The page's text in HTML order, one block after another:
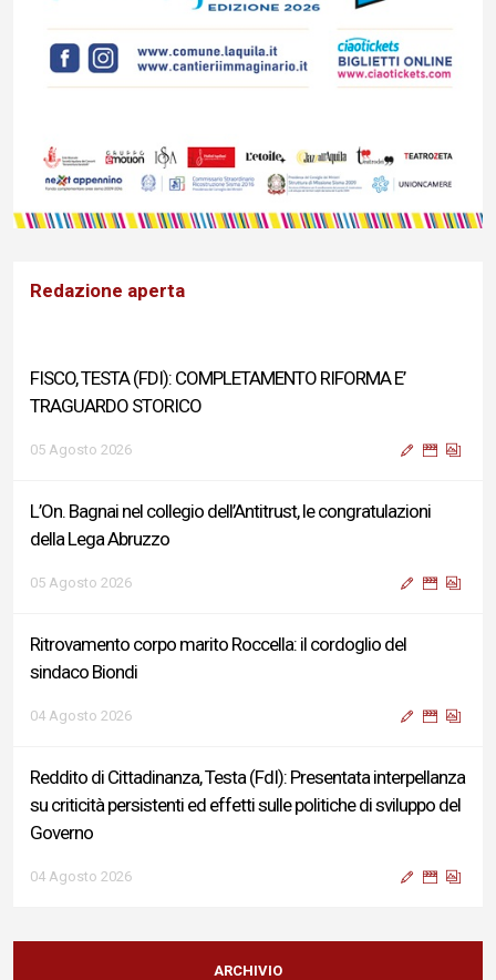
Redazione aperta
FISCO, TESTA (FDI): COMPLETAMENTO RIFORMA E’
TRAGUARDO STORICO
05 Agosto 2026
L’On. Bagnai nel collegio dell’Antitrust, le congratulazioni
della Lega Abruzzo
05 Agosto 2026
Ritrovamento corpo marito Roccella: il cordoglio del
sindaco Biondi
04 Agosto 2026
Reddito di Cittadinanza, Testa (FdI): Presentata interpellanza
su criticità persistenti ed effetti sulle politiche di sviluppo del
Governo
04 Agosto 2026
Sigismondi, Liris e Testa: “Profondo cordoglio e vicinanza al
Ministro Roccella e alla sua famiglia”
ARCHIVIO